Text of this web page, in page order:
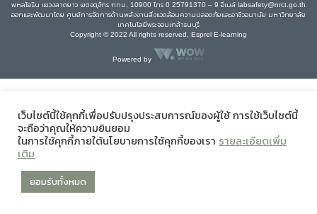
พหลโยธิน แขวงลาดยาว เขตจตุจักร กทม. 10900 โทร 0 25791370 – 9 อีเมล์ labsafety@nrct.go.th
ออกและพัฒนาโดย ศูนย์การจัดการด้านพลังงานสิ่งแวดล้อมความปลอดภัยและอาชีวอนามัย มหาวิทยาลัย
เทคโนโลยีพระจอมเกล้าธนบุรี
Copyright © 2022 All rights reserved, Esprel E-learning
Powered by
เว็บไซต์นี้ใช้คุกกี้เพื่อปรับปรุงประสบการณ์ของผู้ใช้ การใช้เว็บไซต์นี้
จะถือว่าคุณให้ความยินยอม
ในการใช้คุกกี้ภายใต้นโยบายการใช้คุกกี้ของเรา รายละเอียดเพิ่ม
เติม
ยอมรับทั้งหมด